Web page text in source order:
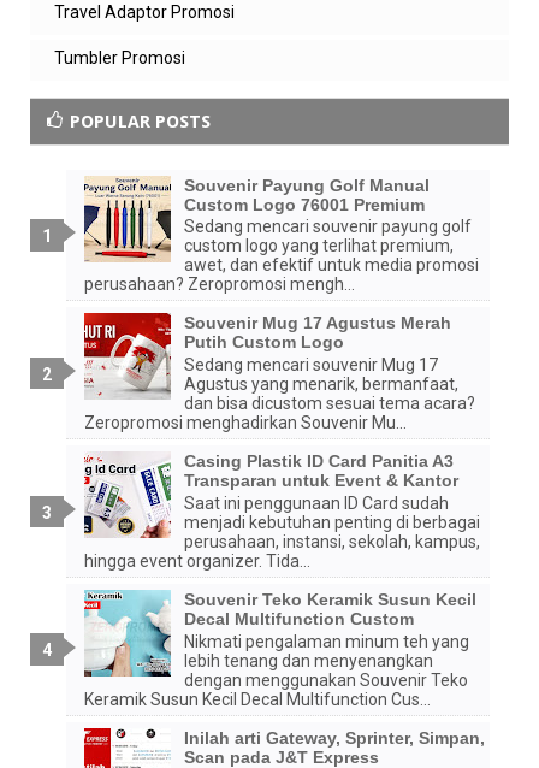
Travel Adaptor Promosi
Tumbler Promosi
POPULAR POSTS
Souvenir Payung Golf Manual
Custom Logo 76001 Premium
Sedang mencari souvenir payung golf
custom logo yang terlihat premium,
awet, dan efektif untuk media promosi
perusahaan? Zeropromosi mengh...
Souvenir Mug 17 Agustus Merah
Putih Custom Logo
Sedang mencari souvenir Mug 17
Agustus yang menarik, bermanfaat,
dan bisa dicustom sesuai tema acara?
Zeropromosi menghadirkan Souvenir Mu...
Casing Plastik ID Card Panitia A3
Transparan untuk Event & Kantor
Saat ini penggunaan ID Card sudah
menjadi kebutuhan penting di berbagai
perusahaan, instansi, sekolah, kampus,
hingga event organizer. Tida...
Souvenir Teko Keramik Susun Kecil
Decal Multifunction Custom
Nikmati pengalaman minum teh yang
lebih tenang dan menyenangkan
dengan menggunakan Souvenir Teko
Keramik Susun Kecil Decal Multifunction Cus...
Inilah arti Gateway, Sprinter, Simpan,
Scan pada J&T Express